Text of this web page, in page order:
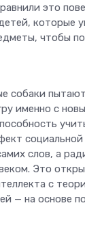
это
которые
чтобы
собаки
именно с
слов, а
Это
с
— на основе